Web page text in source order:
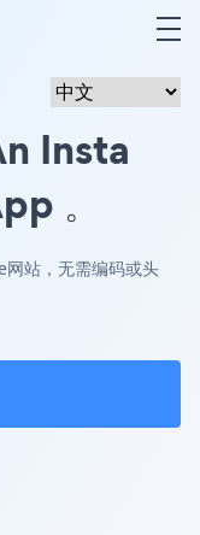
Insta
。
站，无需编码或头